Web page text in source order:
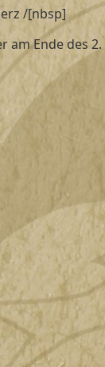
/[nbsp]
am Ende des